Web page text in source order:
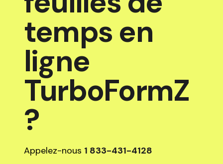
temps en
ligne
TurboFormZ
?
Appelez-nous 1 833-431-4128